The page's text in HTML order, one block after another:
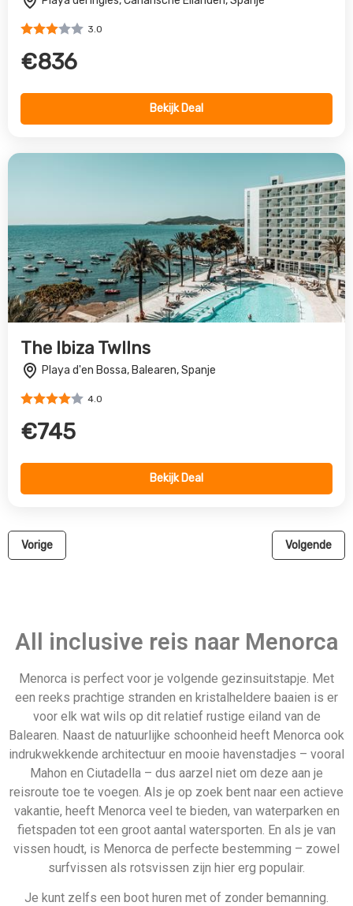
The Ibiza TwIIns
Playa d'en Bossa, Balearen, Spanje
€745
Vorige Volgende
All inclusive reis naar Menorca
Menorca is perfect voor je volgende gezinsuitstapje. Met
een reeks prachtige stranden en kristalheldere baaien is er
Balearen. Naast de natuurlijke schoonheid heeft Menorca ook
Mahon en Ciutadella – dus aarzel niet om deze aan je
reisroute toe te voegen. Als je op zoek bent naar een actieve
fietspaden tot een groot aantal watersporten. En als je van
vissen houdt, is Menorca de perfecte bestemming – zowel
landschap en de natuur op het eiland. Als je van fietsen houdt,
routes met verschillende moeilijkheidsgraden, zodat
iedereen een route kan vinden die bij hem of haar past. En
bovendien zijn alle wegen op Menorca rustig en
schilderachtig, zodat je echt van je rit kunt genieten. Klaar om
alles te ontdekken wat dit prachtige eiland te bieden heeft?
Boek dan vandaag nog je all inclusive vakantie naar Menorca!
Bekijk direct onze all reizen
naar Menorca